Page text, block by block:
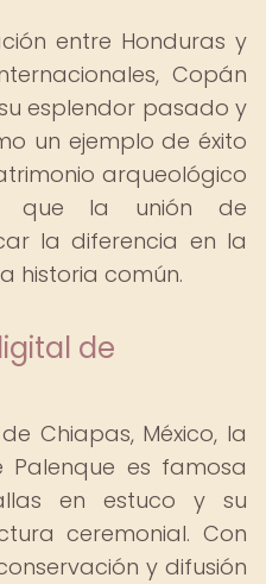
entre Honduras y
Copán
esplendor pasado y
un ejemplo de éxito
arqueológico
que la unión de
la diferencia en la
historia común.
de
Chiapas, México, la
es famosa
en estuco y su
ceremonial. Con
y difusión